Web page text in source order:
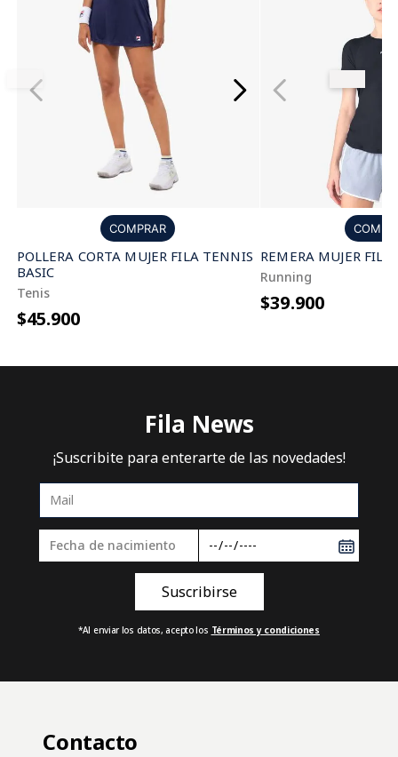
COMPRAR
POLLERA CORTA MUJER FILA TENNIS
BASIC
Tenis
$45.900
REMERA MUJER FILA
Running
$39.900
Fila News
¡Suscribite para enterarte de las novedades!
*Al enviar los datos, acepto los Términos y condiciones
Contacto